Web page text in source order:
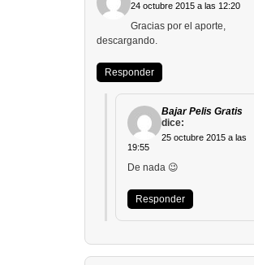
24 octubre 2015 a las 12:20
Gracias por el aporte,
descargando.
Responder
Bajar Pelis Gratis
dice:
25 octubre 2015 a las
19:55
De nada 😉
Responder